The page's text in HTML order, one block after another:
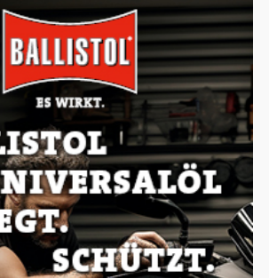
Optionen des Benutzers
MEDIEN
von Videoplattformen und
Plattformen anzeigen zu
von diesen externen
gesetzt.